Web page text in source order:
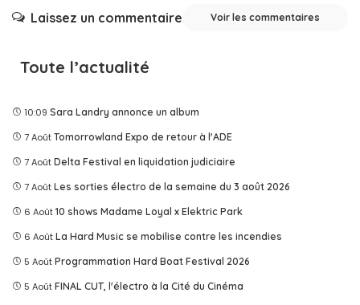
Laissez un commentaire Voir les commentaires
Toute l’actualité
10:09 Sara Landry annonce un album
7 Août Tomorrowland Expo de retour à l'ADE
7 Août Delta Festival en liquidation judiciaire
7 Août Les sorties électro de la semaine du 3 août 2026
6 Août 10 shows Madame Loyal x Elektric Park
6 Août La Hard Music se mobilise contre les incendies
5 Août Programmation Hard Boat Festival 2026
5 Août FINAL CUT, l'électro à la Cité du Cinéma